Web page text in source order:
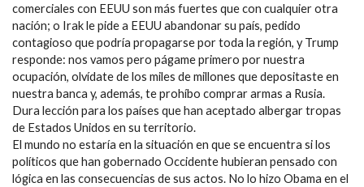
comerciales con EEUU son más fuertes que con cualquier otra
nación; o Irak le pide a EEUU abandonar su país, pedido
contagioso que podría propagarse por toda la región, y Trump
responde: nos vamos pero págame primero por nuestra
ocupación, olvídate de los miles de millones que depositaste en
nuestra banca y, además, te prohíbo comprar armas a Rusia.
Dura lección para los países que han aceptado albergar tropas
de Estados Unidos en su territorio.
El mundo no estaría en la situación en que se encuentra si los
políticos que han gobernado Occidente hubieran pensado con
lógica en las consecuencias de sus actos. No lo hizo Obama en el